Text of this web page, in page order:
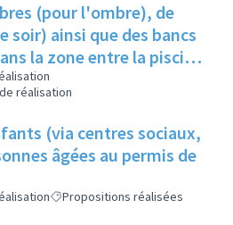
(pour l'ombre), de
soir) ainsi que des bancs
la zone entre la piscine
réalisation
(via centres sociaux,
âgées au permis de
Propositions réalisées